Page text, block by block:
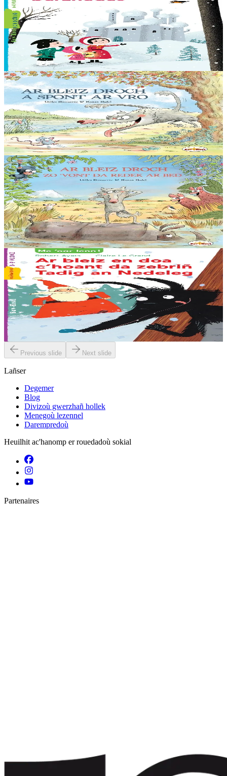
Ar fulennoù-erc'h burzhudus
Buan-buan ! Olga, Ingrid ha Hans a rank hastañ buan ! O mamm,
Rouanez an Erc’h, he deus goulennet diganto mont da gas un
arc’hig prizius da… Dadig an Nedeleg....
Er stok
7,00 €
5 bloaz hag ouzhpenn
Sav-heol
Ar Bleiz Droch a spont ar Vro
"Me eo ar Bleiz, spontailh ar vro ! a ra deoc’h krenañ tro-war-dro !
Spontit, tudoù, spontit, loened ! An holl ganin a vo debret !”
Er stok13,50 €
5 bloaz hag ouzhpenn
Sav-heol
Ar Bleiz Droch zo 'vont da redek ar bed
Hiziv emañ ar Bleiz Droch oc'h en em soñjal ha hir e kav e amzer. «
Chom da chaseal er vro-mañ, sed a zo un torr-penn eus ar re
washañ. Graet eo ma soñj ganin...
Er stok13,50 €
6 vloaz hag ouzhpenn
Sav-heol
Ar bleiz en doa c'hoant da zebriñ Tadig an Nedeleg
Abaoe savet an heol emañ ar bleiz o c’hedal a-dreñv ur wezenn, e
dreid o skornañ en erc’h, riell ouzh e feskennoù blevek. Naon en
deus, ken en deus. Ha setu...
Er stok
Previous slide Next slide
Lañser
Degemer
Blog
Divizoù gwerzhañ hollek
Menegoù lezennel
Darempredoù
Heuilhit ac'hanomp er rouedadoù sokial
Partenaires